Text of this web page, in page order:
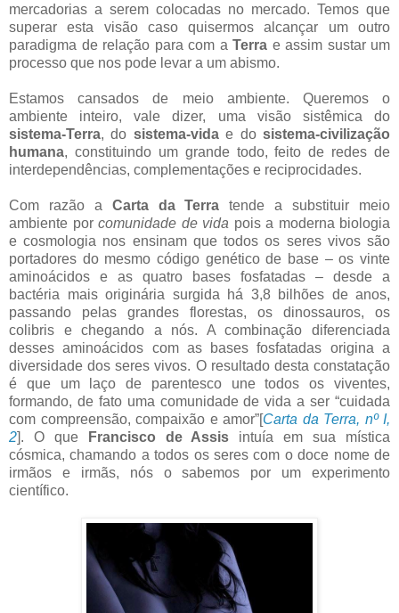
mercadorias a serem colocadas no mercado. Temos que
superar esta visão caso quisermos alcançar um outro
paradigma de relação para com a Terra e assim sustar um
processo que nos pode levar a um abismo.
Estamos cansados de meio ambiente. Queremos o
ambiente inteiro, vale dizer, uma visão sistêmica do
sistema-Terra, do sistema-vidae dosistema-civilização
humana, constituindo um grande todo, feito de redes de
interdependências, complementações e reciprocidades.
Com razão a Carta da Terratende a substituir meio
ambiente por comunidade de vida pois a moderna biologia
e cosmologia nos ensinam que todos os seres vivos são
portadores do mesmo código genético de base – os vinte
aminoácidos e as quatro bases fosfatadas – desde a
bactéria mais originária surgida há 3,8 bilhões de anos,
passando pelas grandes florestas, os dinossauros, os
colibris e chegando a nós. A combinação diferenciada
desses aminoácidos com as bases fosfatadas origina a
diversidade dos seres vivos. O resultado desta constatação
é que um laço de parentesco une todos os viventes,
formando, de fato uma comunidade de vida a ser “cuidada
com compreensão, compaixão e amor”[Carta da Terra, nº I,
2]. O queFrancisco de Assis intuía em sua mística
cósmica, chamando a todos os seres com o doce nome de
irmãos e irmãs, nós o sabemos por um experimento
científico.